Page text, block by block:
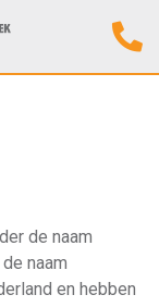
de naam
naam
en hebben